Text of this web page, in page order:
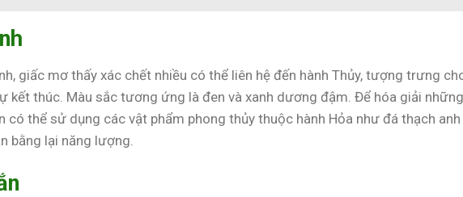
giấc mơ thấy xác chết nhiều có thể liên hệ đến hành Thủy, tượng trưng
kết thúc. Màu sắc tương ứng là đen và xanh dương đậm. Để hóa giải những
có thể sử dụng các vật phẩm phong thủy thuộc hành Hỏa như đá thạch
bằng lại năng lượng.